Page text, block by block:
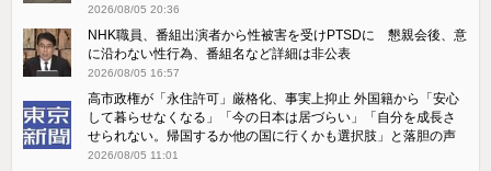
2026/08/05 20:36
NHK職員、番組出演者から性被害を受けPTSDに 懇親会後、意
に沿わない性行為、番組名など詳細は非公表
2026/08/05 16:57
高市政権が「永住許可」厳格化、事実上抑止 外国籍から「安心
して暮らせなくなる」「今の日本は居づらい」「自分を成長さ
せられない。帰国するか他の国に行くかも選択肢」と落胆の声
2026/08/05 11:01